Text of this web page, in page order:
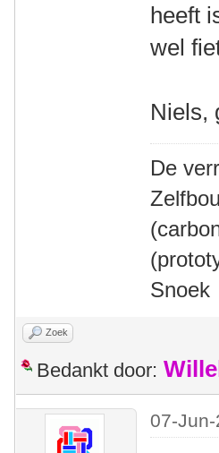
heeft
wel
Niels,
De
Snoek
Zoek
Bedankt door:
07-